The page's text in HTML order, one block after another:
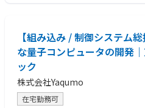
【組み込み / 制御システム
な量子コンピュータの開発
ック
株式会社Yaqumo
在宅勤務可